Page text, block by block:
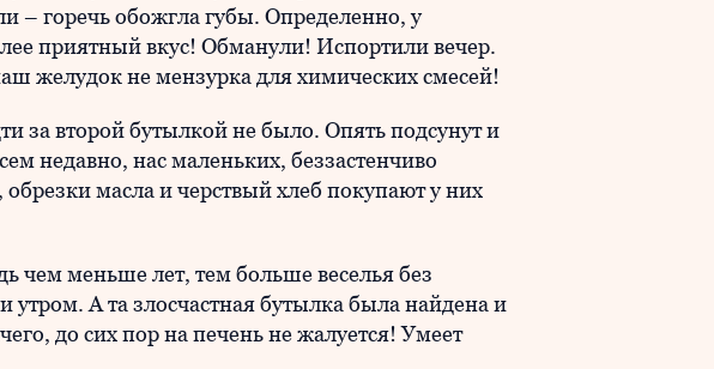
– горечь обожгла губы. Определенно, у
приятный вкус! Обманули! Испортили вечер.
желудок не мензурка для химических смесей!
за второй бутылкой не было. Опять подсунут и
недавно, нас маленьких, беззастенчиво
масла и черствый хлеб покупают у них
чем меньше лет, тем больше веселья без
утром. А та злосчастная бутылка была найдена и
до сих пор на печень не жалуется! Умеет